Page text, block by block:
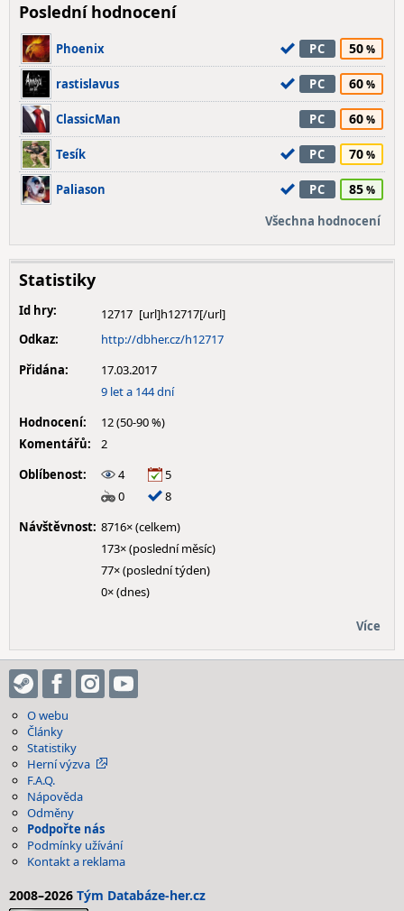
Poslední hodnocení
Phoenix PC 50
rastislavus PC 60
ClassicMan PC 60
Tesík PC 70
Paliason PC 85
Všechna hodnocení
Statistiky
Id hry:
12717
Odkaz:
http://dbher.cz/h12717
Přidána:
17.03.2017
9 let a 144 dní
Hodnocení:
12 (50-90 %)
Komentářů:
2
Oblíbenost:
4
5
0
8
Návštěvnost: 8716× (celkem)
173× (poslední měsíc)
77× (poslední týden)
0× (dnes)
Více
O webu
Články
Statistiky
Herní výzva
F.A.Q.
Nápověda
Odměny
Podpořte nás
Podmínky užívání
Kontakt a reklama
2008–2026 Tým Databáze-her.cz